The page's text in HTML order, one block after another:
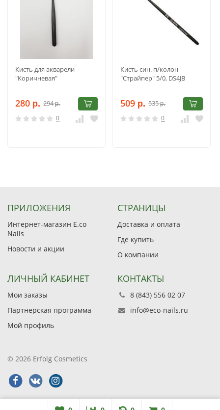
Кисть для акварели
"Коричневая"
280 р. 294р.
0
Кисть син. п/колон
"Страйпер" 5/0, DS4JB
509 р. 535р.
0
ПРИЛОЖЕНИЯ
Интернет-магазин E.co
Nails
Новости и акции
СТРАНИЦЫ
Доставка и оплата
Где купить
О компании
ЛИЧНЫЙ КАБИНЕТ
Мои заказы
Партнерская программа
Мой профиль
КОНТАКТЫ
8 (843) 556 02 07
info@eco-nails.ru
© 2026 Erfolg Cosmetics